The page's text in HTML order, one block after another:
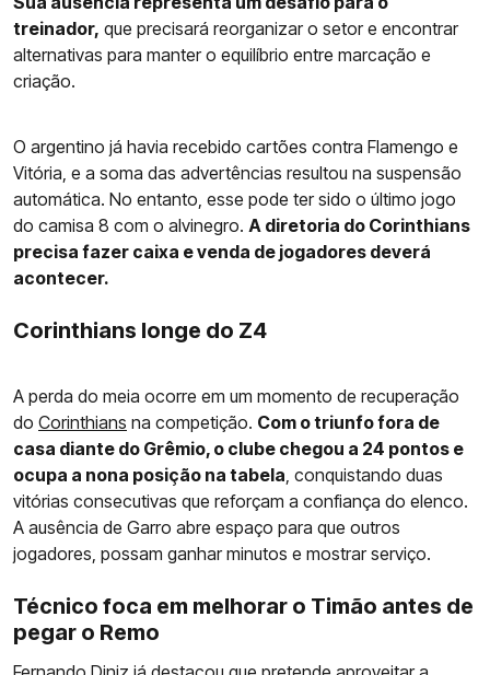
treinador, que precisará reorganizar o setor e encontrar
alternativas para manter o equilíbrio entre marcação e
criação.
O argentino já havia recebido cartões contra Flamengo e
Vitória, e a soma das advertências resultou na suspensão
automática. No entanto, esse pode ter sido o último jogo
do camisa 8 com o alvinegro. A diretoria do Corinthians
precisa fazer caixa e venda de jogadores deverá
acontecer.
Corinthians longe do Z4
A perda do meia ocorre em um momento de recuperação
do Corinthians na competição. Com o triunfo fora de
casa diante do Grêmio, o clube chegou a 24 pontos e
ocupa a nona posição na tabela , conquistando duas
vitórias consecutivas que reforçam a confiança do elenco.
A ausência de Garro abre espaço para que outros
jogadores, possam ganhar minutos e mostrar serviço.
Técnico foca em melhorar o Timão antes de
pegar o Remo